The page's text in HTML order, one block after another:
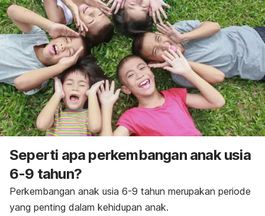
Seperti apa perkembangan anak usia
6-9 tahun?
Perkembangan anak usia 6-9 tahun merupakan periode
yang penting dalam kehidupan anak.